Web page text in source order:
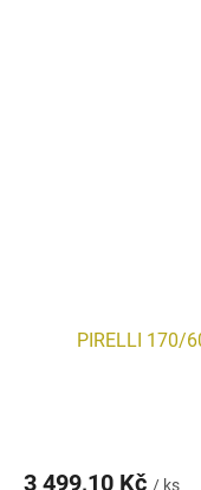
PIRELLI 170/
3 499,10 Kč / ks